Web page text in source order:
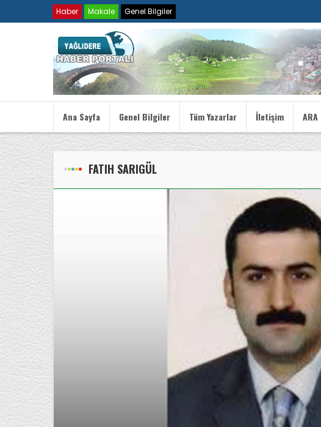
Haber Makale Genel Bilgiler
Ana Sayfa Genel Bilgiler Tüm Yazarlar İletişim ARA
FATIH SARIGÜL